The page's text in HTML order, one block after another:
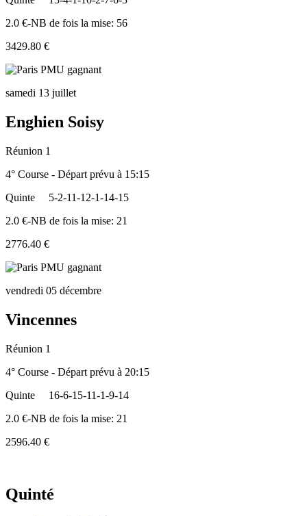
2.0 €-NB de fois la mise: 56
3429.80 €
samedi 13 juillet
Enghien Soisy
Réunion 1
4° Course - Départ prévu à 15:15
Quinte
5-2-11-12-1-14-15
2.0 €-NB de fois la mise: 21
2776.40 €
vendredi 05 décembre
Vincennes
Réunion 1
4° Course - Départ prévu à 20:15
Quinte
16-6-15-11-1-9-14
2.0 €-NB de fois la mise: 21
2596.40 €
Quinté